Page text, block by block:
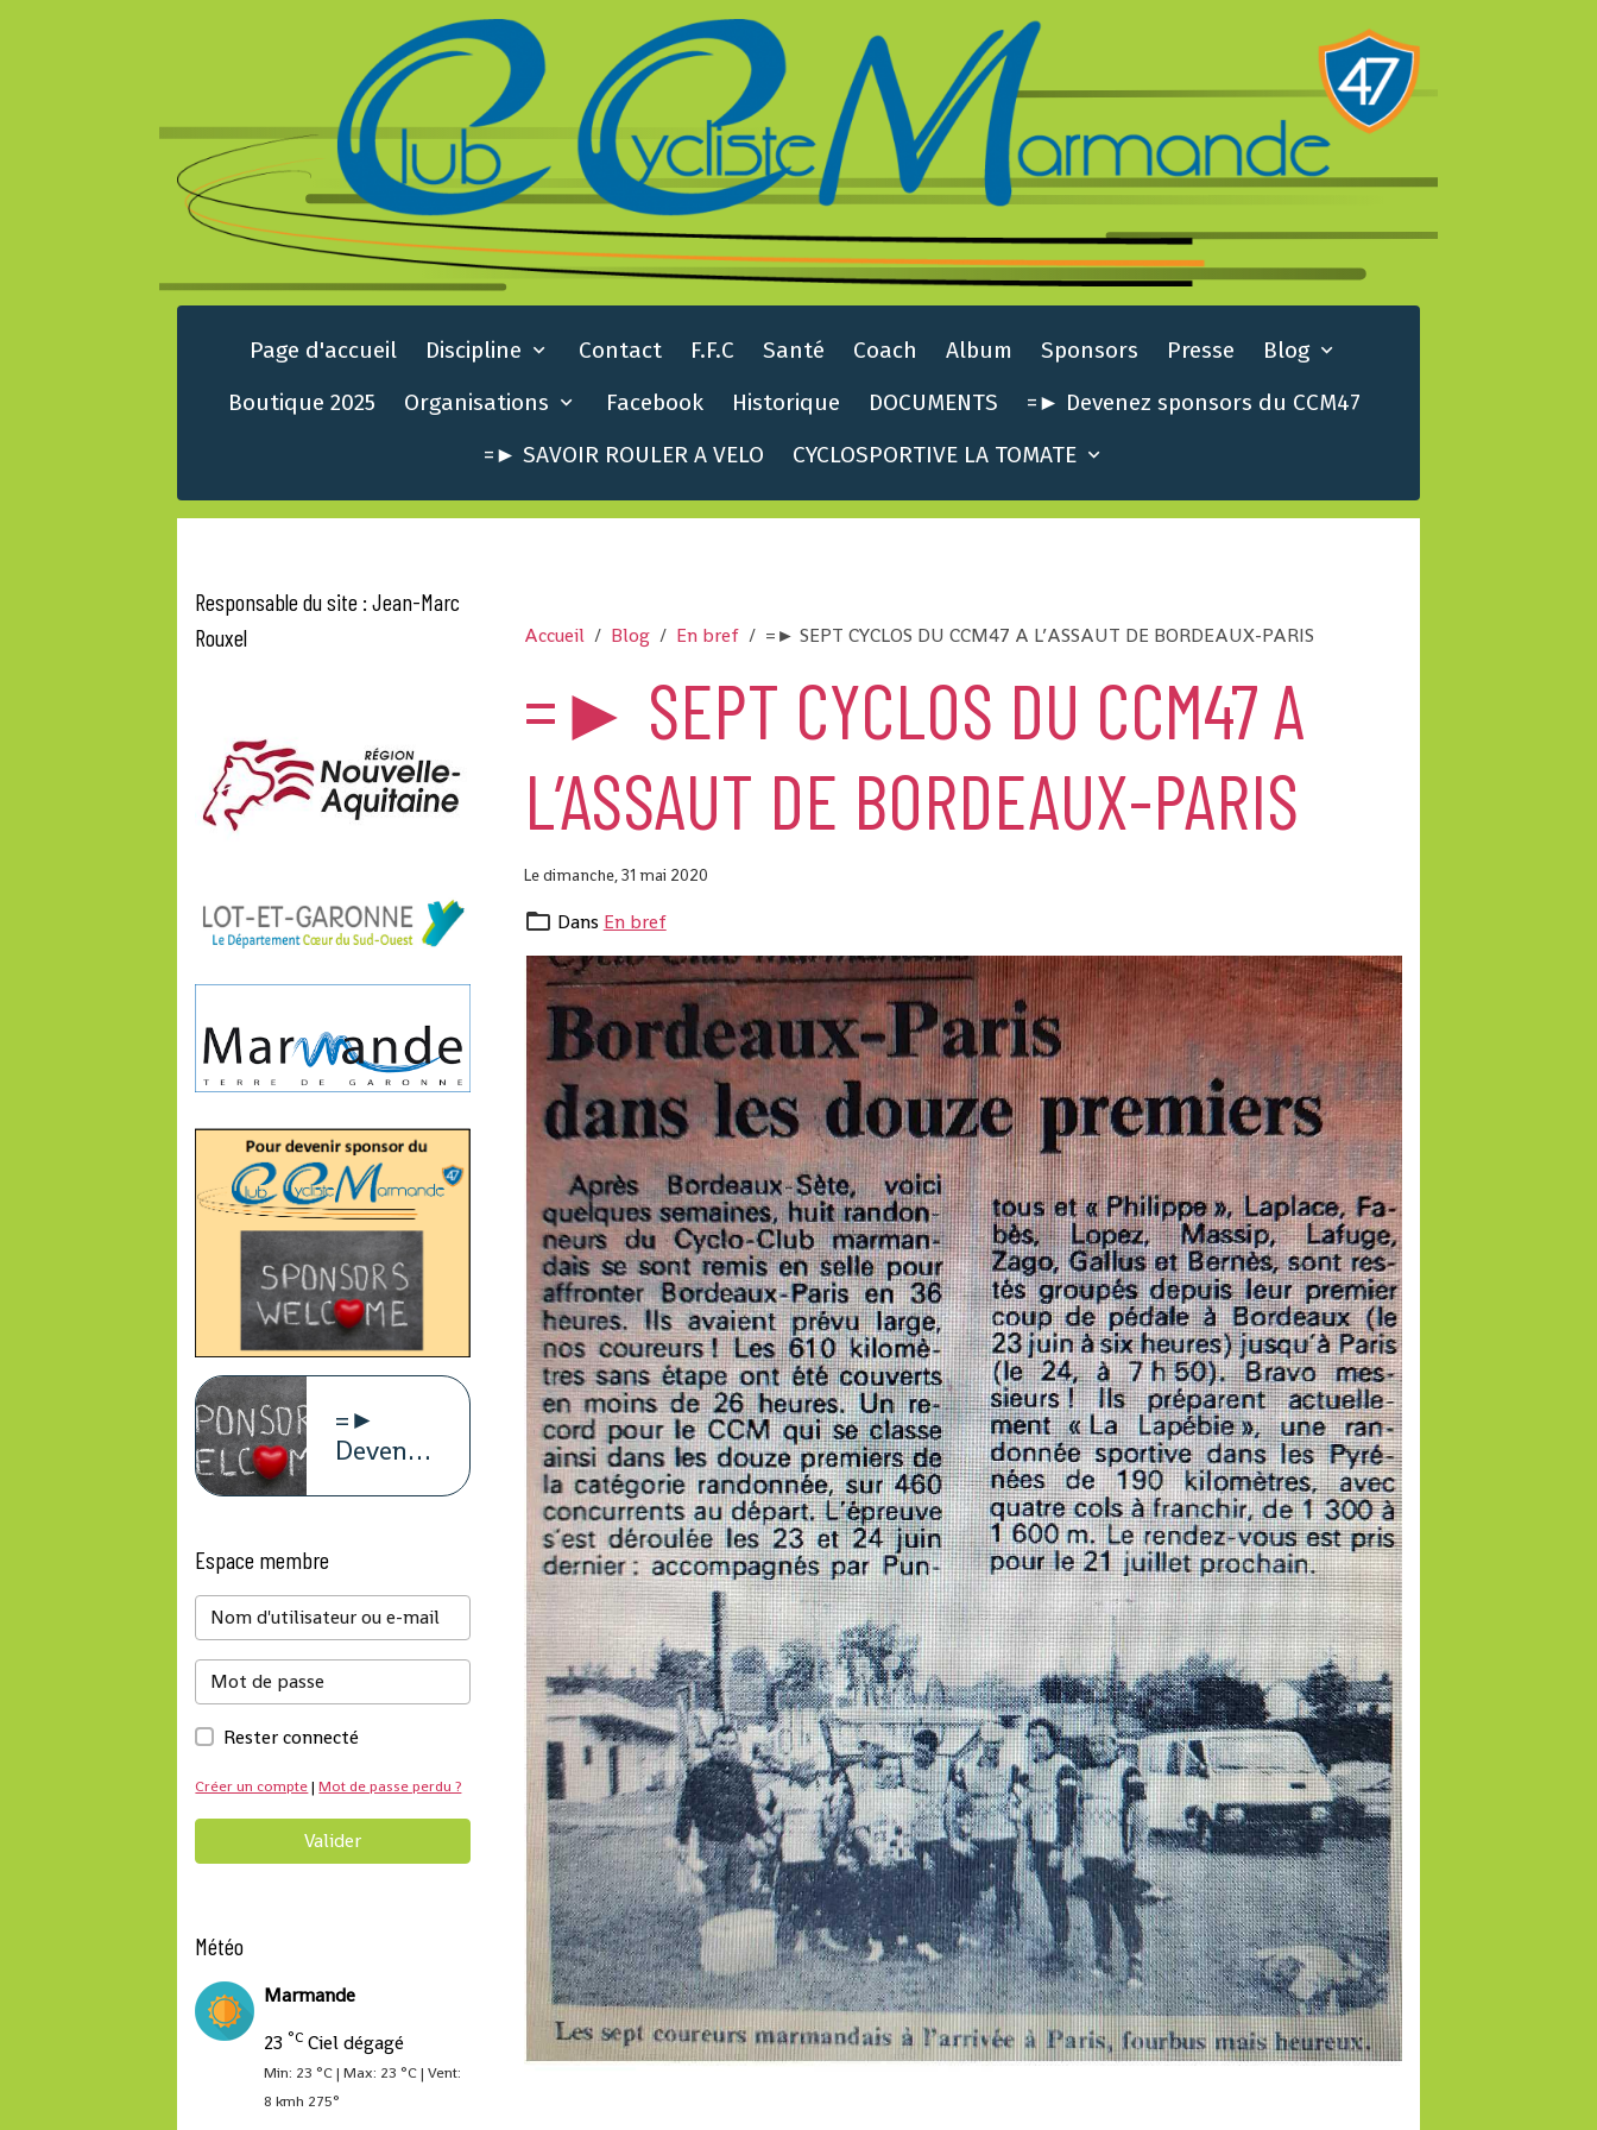
Page d'accueil Discipline Contact F.F.C Santé Coach Album Sponsors Presse
Blog
Boutique 2025
Organisations Facebook Historique DOCUMENTS
=► Devenez sponsors du CCM47
=► SAVOIR ROULER A VELO
CYCLOSPORTIVE LA TOMATE
Accueil Blog En bref =► SEPT CYCLOS DU CCM47 A L’ASSAUT DE BORDEAUX-PARIS
=► SEPT CYCLOS DU CCM47 A
L’ASSAUT DE BORDEAUX-PARIS
Le dimanche, 31 mai 2020
Dans En bref
Responsable du site : Jean-Marc
Rouxel
=►
Devenez
Espace membre
Rester connecté
Créer un compte|Mot de passe perdu ?
Valider
Météo
Marmande
23 °C Ciel dégagé
Min: 23 °C | Max: 23 °C | Vent:
8 kmh 275°